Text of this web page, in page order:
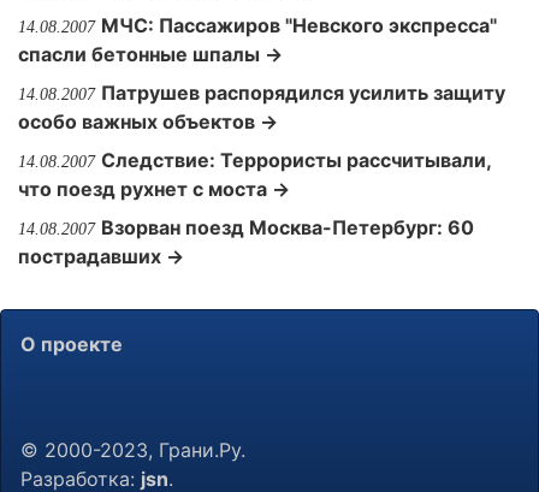
14.08.2007 МЧС: Пассажиров "Невского экспресса"
спасли бетонные шпалы →
14.08.2007 Патрушев распорядился усилить защиту
особо важных объектов →
14.08.2007 Следствие: Террористы рассчитывали,
что поезд рухнет с моста →
14.08.2007 Взорван поезд Москва-Петербург: 60
пострадавших →
О проекте
© 2000-2023, Грани.Ру.
Разработка: jsn.